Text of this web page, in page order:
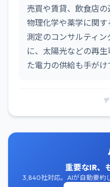
売買や賃貸、飲食店の
物理化学や薬学に関
測定のコンサルティン
に、太陽光などの再
た電力の供給も手がけ
重要なIR、
3,840社対応。AIが自動要約